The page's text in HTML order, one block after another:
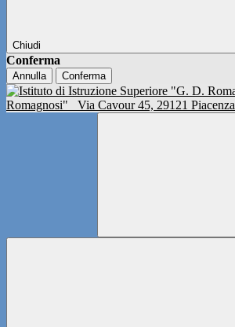
Chiudi
Conferma
Annulla Conferma
Romagnosi"
Via Cavour 45, 29121 Piacenza